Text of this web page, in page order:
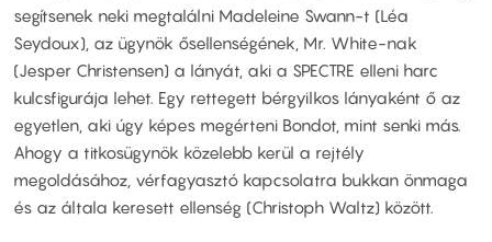
segítsenek neki megtalálni Madeleine Swann-t (Léa
Seydoux), az ügynök ősellenségének, Mr. White-nak
(Jesper Christensen) a lányát, aki a SPECTRE elleni harc
kulcsfigurája lehet. Egy rettegett bérgyilkos lányaként ő az
egyetlen, aki úgy képes megérteni Bondot, mint senki más.
Ahogy a titkosügynök közelebb kerül a rejtély
megoldásához, vérfagyasztó kapcsolatra bukkan önmaga
és az általa keresett ellenség (Christoph Waltz) között.